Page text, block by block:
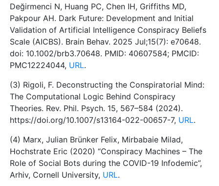
Değirmenci N, Huang PC, Chen IH, Griffiths MD,
Pakpour AH. Dark Future: Development and Initial
Validation of Artificial Intelligence Conspiracy Beliefs
Scale (AICBS). Brain Behav. 2025 Jul;15(7): e70648.
doi: 10.1002/brb3.70648. PMID: 40607584; PMCID:
PMC12224044, URL.
(3) Rigoli, F. Deconstructing the Conspiratorial Mind:
The Computational Logic Behind Conspiracy
Theories. Rev. Phil. Psych. 15, 567–584 (2024).
https://doi.org/10.1007/s13164-022-00657-7, URL.
(4) Marx, Julian Brünker Felix, Mirbabaie Milad,
Hochstrate Eric (2020) “Conspiracy Machines – The
Role of Social Bots during the COVID-19 Infodemic”,
Arhiv, Cornell University, URL.